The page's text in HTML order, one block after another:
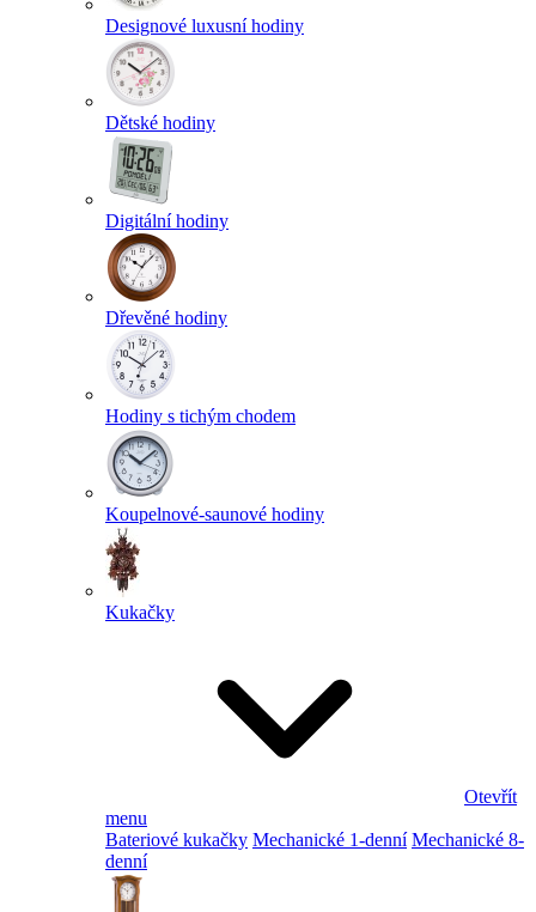
Designové luxusní hodiny
Dětské hodiny
Digitální hodiny
Dřevěné hodiny
Hodiny s tichým chodem
Koupelnové-saunové hodiny
Kukačky
Otevřít
menu
Bateriové kukačky Mechanické 1-denní Mechanické 8-
denní